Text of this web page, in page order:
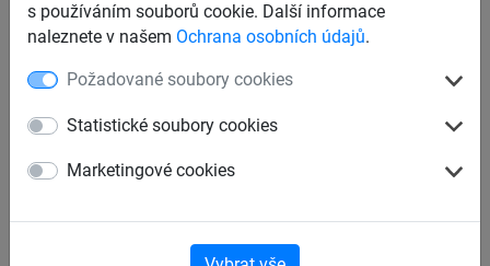
s používáním souborů cookie. Další informace
naleznete v našem Ochrana osobních údajů.
Požadované soubory cookies
Statistické soubory cookies
Marketingové cookies
Kontakty na prodejní oddělení